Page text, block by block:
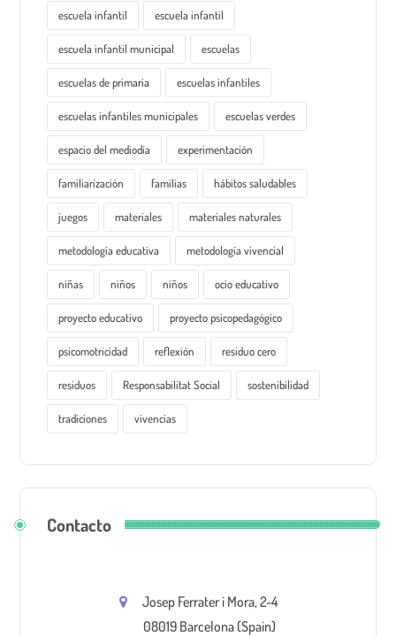
escuela infantil escuela infantil
escuela infantil municipal escuelas
escuelas de primaria escuelas infantiles
escuelas infantiles municipales escuelas verdes
espacio del mediodía experimentación
familiarización familias hábitos saludables
juegos materiales materiales naturales
metodología educativa metodología vivencial
niñas niños niños ocio educativo
proyecto educativo proyecto psicopedagógico
psicomotricidad reflexión residuo cero
residuos Responsabilitat Social sostenibilidad
tradiciones vivencias
Contacto
Josep Ferrater i Mora, 2-4
08019 Barcelona (Spain)